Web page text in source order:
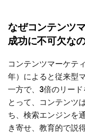
なぜコンテンツ
成功に不可欠な
コンテンツマーケテ
年）によると従来型
一方で、3倍のリー
とって、コンテンツ
ち、検索エンジンを
き寄せ、教育的で説